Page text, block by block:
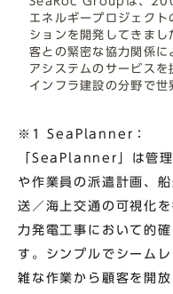
エネルギープロジェク
ションを開発してきま
客との緊密な協力関係に
アシステムのサービス
インフラ建設の分野で世
※1 SeaPlanner：
「SeaPlanner」は管
や作業員の派遣計画、
送／海上交通の可視化
力発電工事において的
す。シンプルでシーム
雑な作業から顧客を開